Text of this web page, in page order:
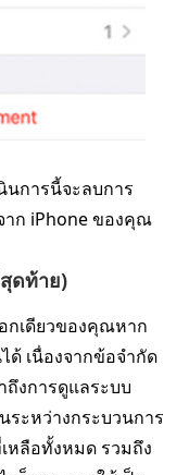
นการนี้จะลบการ
ก iPhone ของคุณ
ดท้าย)
กเดียวของคุณหาก
เนื่องจากข้อจำกัด
ถึงการดูแลระบบ
ะหว่างกระบวนการ
หลือทั้งหมด รวมถึง